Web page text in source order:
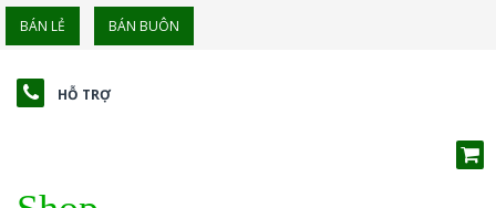
BÁN LẺ BÁN BUÔN
HỖ TRỢ